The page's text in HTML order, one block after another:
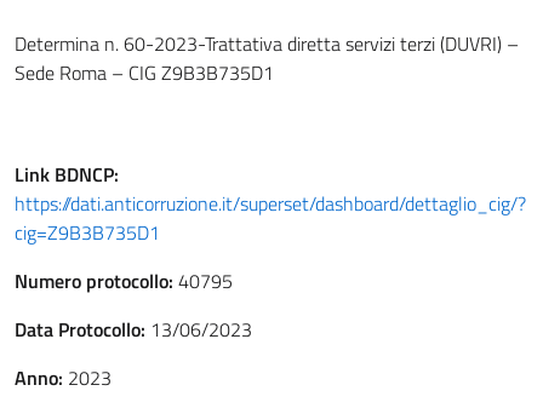
Determina n. 60-2023-Trattativa diretta servizi terzi (DUVRI) –
Sede Roma – CIG Z9B3B735D1
Link BDNCP:
https://dati.anticorruzione.it/superset/dashboard/dettaglio_cig/?
cig=Z9B3B735D1
Numero protocollo: 40795
Data Protocollo: 13/06/2023
Anno: 2023